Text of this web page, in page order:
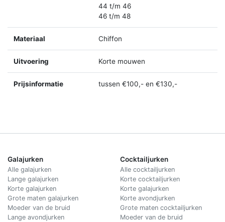
44 t/m 46
46 t/m 48
Materiaal Chiffon
Uitvoering Korte mouwen
Prijsinformatie tussen €100,- en €130,-
Galajurken
Alle galajurken
Lange galajurken
Korte galajurken
Grote maten galajurken
Moeder van de bruid
Lange avondjurken
Cocktailjurken
Alle cocktailjurken
Korte cocktailjurken
Korte galajurken
Korte avondjurken
Grote maten cocktailjurken
Moeder van de bruid